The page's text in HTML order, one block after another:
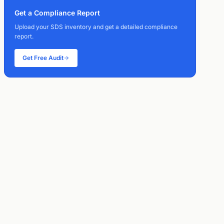
Get a Compliance Report
Upload your SDS inventory and get a detailed compliance
report.
Get Free Audit